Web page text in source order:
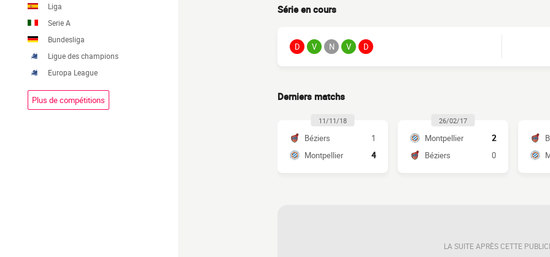
Liga
Serie A
Bundesliga
Ligue des champions
Europa League
Plus de compétitions
Série en cours
D V N V D
Derniers matchs
11/11/18
Béziers
1
Montpellier
4
26/02/17
Montpellier
2
Béziers
0
LA SUITE APRÈS CETTE